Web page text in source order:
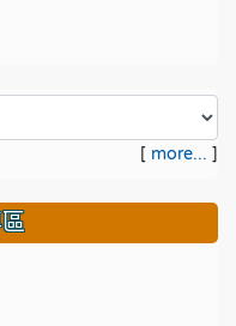
[ more... ]